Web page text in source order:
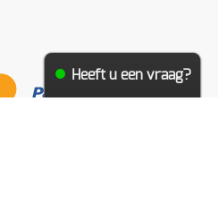
Heeft u een vraag?